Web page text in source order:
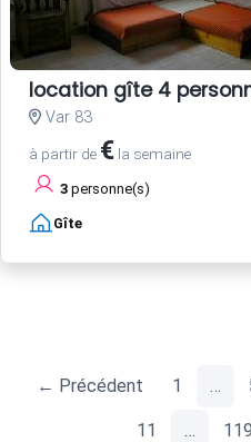
location gîte 4
Var 83
à partir de € la semaine
3 personne(s)
Gîte
← Précédent 1 …
11 … 119